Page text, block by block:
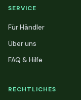
SERVICE
Für Händler
Über uns
FAQ & Hilfe
RECHTLICHES